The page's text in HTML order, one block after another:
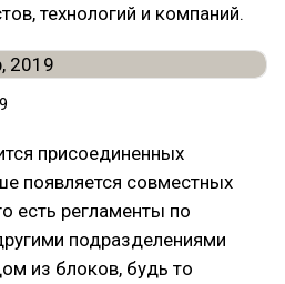
технологий и компаний.
присоединенных
появляется совместных
есть регламенты по
подразделениями
из блоков, будь то